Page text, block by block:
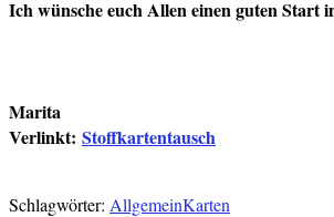
Ich wünsche euch Allen einen guten Start
Marita
Verlinkt: Stoffkartentausch
Schlagwörter: AllgemeinKarten